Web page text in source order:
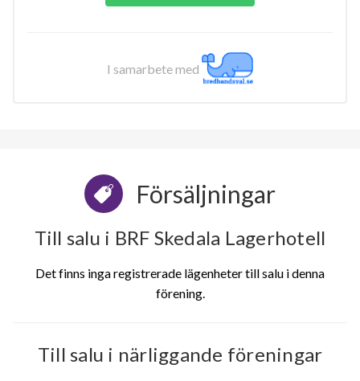
I samarbete med
Försäljningar
Till salu i BRF Skedala Lagerhotell
Det finns inga registrerade lägenheter till salu i denna
förening.
Till salu i närliggande föreningar